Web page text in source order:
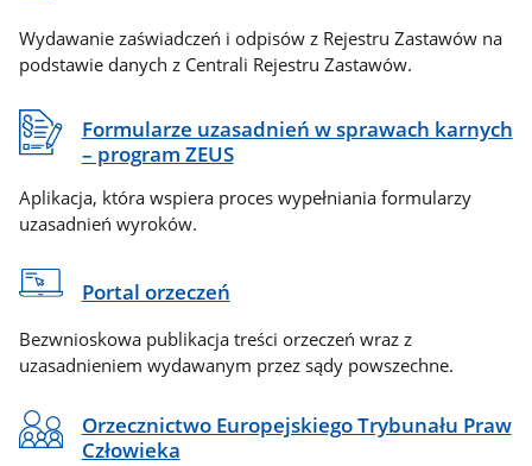
Wydawanie zaświadczeń i odpisów z Rejestru Zastawów na
podstawie danych z Centrali Rejestru Zastawów.
Formularze uzasadnień w sprawach karnych
– program ZEUS
Aplikacja, która wspiera proces wypełniania formularzy
uzasadnień wyroków.
Portal orzeczeń
Bezwnioskowa publikacja treści orzeczeń wraz z
uzasadnieniem wydawanym przez sądy powszechne.
Orzecznictwo Europejskiego Trybunału Praw
Człowieka